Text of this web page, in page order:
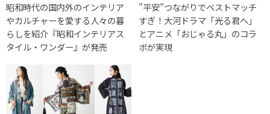
昭和時代の国内外のインテリア
やカルチャーを愛する人々の暮
らしを紹介『昭和インテリアス
タイル・ワンダー』が発売
”平安”つながりでベストマッチ
すぎ！大河ドラマ「光る君へ」
とアニメ「おじゃる丸」のコラ
ボが実現